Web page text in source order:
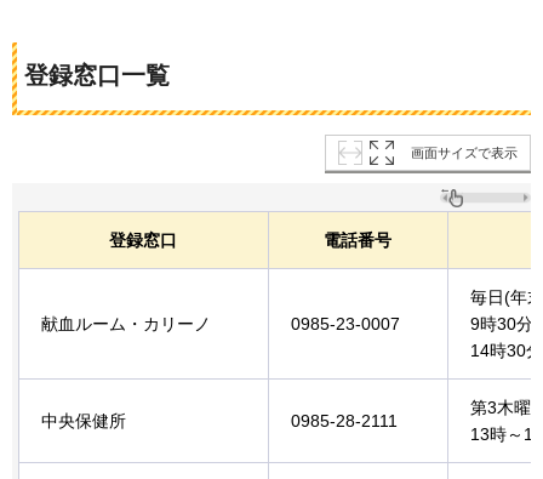
登録窓口一覧
画面サイズで表示
登録窓口 電話番号
献血ルーム・カリーノ 0985-23-0007
毎日(年
9時30分
14時30
中央保健所 0985-28-2111
第3木曜
13時～